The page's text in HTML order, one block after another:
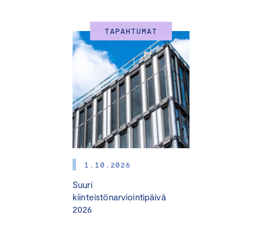
TAPAHTUMAT
1.10.2026
Suuri
kiinteistönarviointipäivä
2026